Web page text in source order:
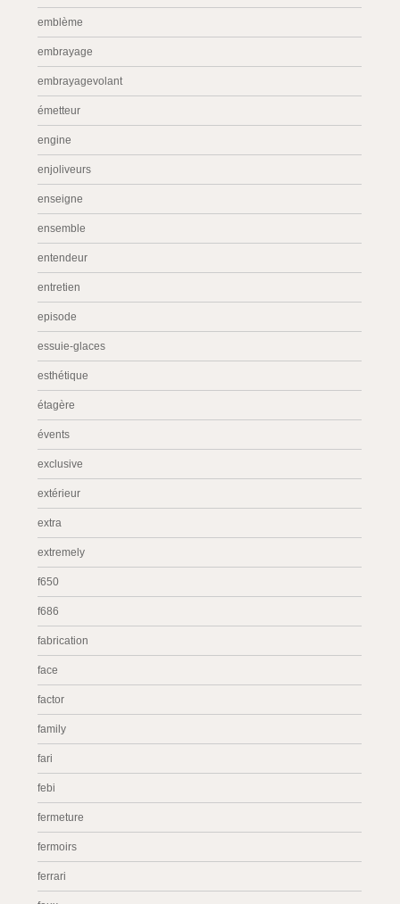
emblème
embrayage
embrayagevolant
émetteur
engine
enjoliveurs
enseigne
ensemble
entendeur
entretien
episode
essuie-glaces
esthétique
étagère
évents
exclusive
extérieur
extra
extremely
f650
f686
fabrication
face
factor
family
fari
febi
fermeture
fermoirs
ferrari